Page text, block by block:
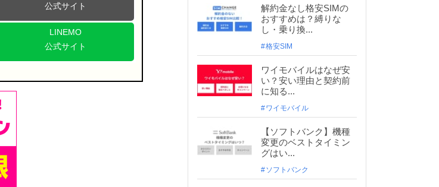
公式サイト
LINEMO
公式サイト
解約金なし格安SIMの
おすすめは？縛りな
し・乗り換...
格安SIM
ワイモバイルはなぜ安
い？安い理由と契約前
に知る...
ワイモバイル
【ソフトバンク】機種
変更のベストタイミン
グはい...
ソフトバンク